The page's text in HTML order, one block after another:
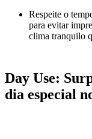
Respeite o
para evitar
clima tranquilo
Day Use:
dia especial